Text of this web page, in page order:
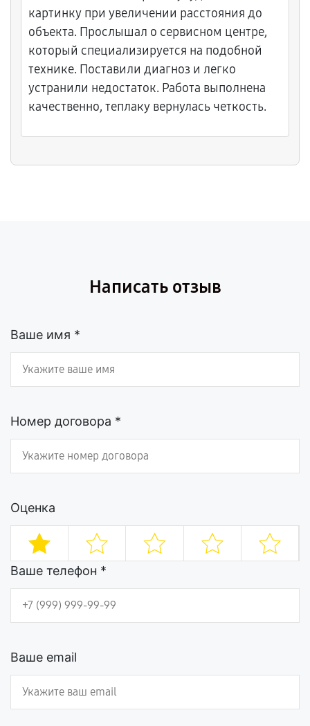
картинку при увеличении расстояния до
объекта. Прослышал о сервисном центре,
который специализируется на подобной
технике. Поставили диагноз и легко
устранили недостаток. Работа выполнена
качественно, теплаку вернулась четкость.
Написать отзыв
Ваше имя *
Номер договора *
Оценка
Ваше телефон *
Ваше email